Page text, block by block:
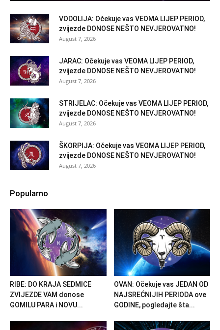
VODOLIJA: Očekuje vas VEOMA LIJEP PERIOD,
zvijezde DONOSE NEŠTO NEVJEROVATNO!
August 7, 2026
JARAC: Očekuje vas VEOMA LIJEP PERIOD,
zvijezde DONOSE NEŠTO NEVJEROVATNO!
August 7, 2026
STRIJELAC: Očekuje vas VEOMA LIJEP PERIOD,
zvijezde DONOSE NEŠTO NEVJEROVATNO!
August 7, 2026
ŠKORPIJA: Očekuje vas VEOMA LIJEP PERIOD,
zvijezde DONOSE NEŠTO NEVJEROVATNO!
August 7, 2026
Popularno
RIBE: DO KRAJA SEDMICE
ZVIJEZDE VAM donose
GOMILU PARA i NOVU...
OVAN: Očekuje vas JEDAN OD
NAJSREĆNIJIH PERIODA ove
GODINE, pogledajte šta...